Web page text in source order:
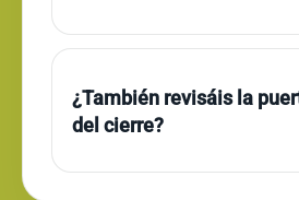
¿También revisáis la
del cierre?